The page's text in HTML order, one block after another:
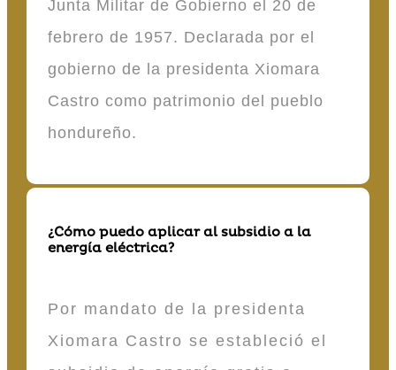
Junta Militar de Gobierno el 20 de
febrero de 1957. Declarada por el
gobierno de la presidenta Xiomara
Castro como patrimonio del pueblo
hondureño.
¿Cómo puedo aplicar al subsidio a la
energía eléctrica?
Por mandato de la presidenta
Xiomara Castro se estableció el